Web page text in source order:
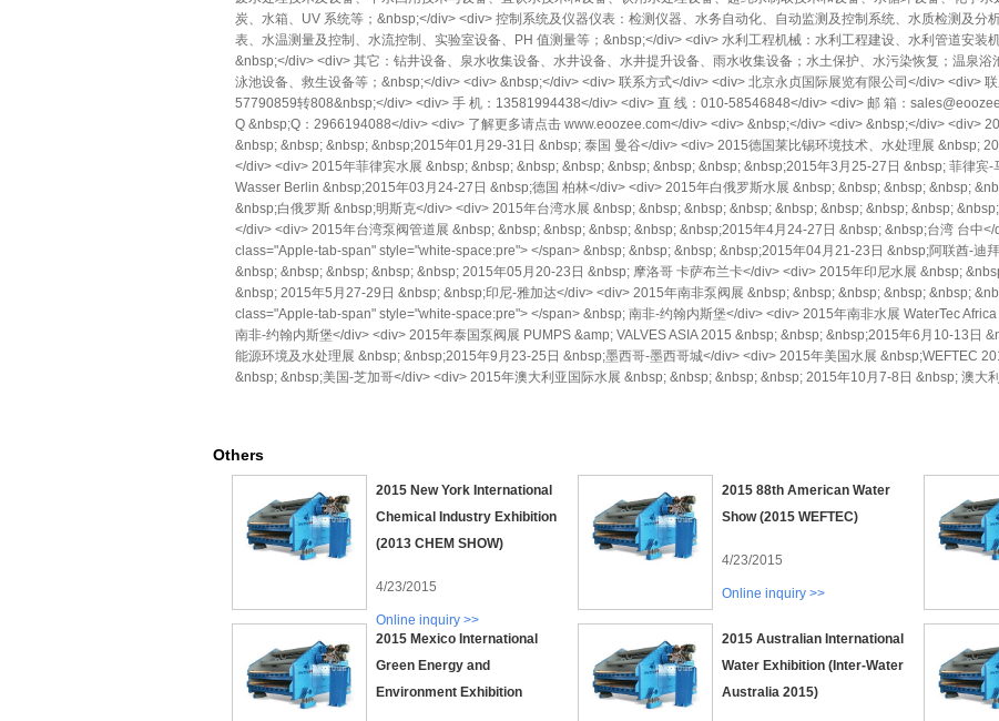
炭、水箱、UV 系统等；&nbsp;</div> <div> 控制系统及仪器仪表：检测仪器、水务自动化、自动监测及控制系统、水质检测及分
表、水温测量及控制、水流控制、实验室设备、PH 值测量等；&nbsp;</div> <div> 水利工程机械：水利工程建设、水利管道安装
&nbsp;</div> <div> 其它：钻井设备、泉水收集设备、水井设备、水井提升设备、雨水收集设备；水土保护、水污染恢复；温泉浴
泳池设备、救生设备等；&nbsp;</div> <div> &nbsp;</div> <div> 联系方式</div> <div> 北京永贞国际展览有限公司</div> <div>
57790859转808&nbsp;</div> <div> 手 机：13581994438</div> <div> 直 线：010-58546848</div> <div> 邮 箱：
Q &nbsp;Q：2966194088</div> <div> 了解更多请点击 www.eoozee.com</div> <div> &nbsp;</div> <div> &nbsp;</div> <div>
&nbsp; &nbsp; &nbsp; &nbsp;2015年01月29-31日 &nbsp; 泰国 曼谷</div> <div> 2015德国莱比锡环境技术、水处理展 &nbsp;
</div> <div> 2015年菲律宾水展 &nbsp; &nbsp; &nbsp; &nbsp; &nbsp; &nbsp; &nbsp; &nbsp;2015年3月25-27日 &nbsp; 菲律宾
Wasser Berlin &nbsp;2015年03月24-27日 &nbsp;德国 柏林</div> <div> 2015年白俄罗斯水展 &nbsp; &nbsp; &nbsp; &nbsp;
&nbsp;白俄罗斯 &nbsp;明斯克</div> <div> 2015年台湾水展 &nbsp; &nbsp; &nbsp; &nbsp; &nbsp; &nbsp; &nbsp; &nbsp;
</div> <div> 2015年台湾泵阀管道展 &nbsp; &nbsp; &nbsp; &nbsp; &nbsp; &nbsp;2015年4月24-27日 &nbsp; &nbsp;台湾 台中
class="Apple-tab-span" style="white-space:pre"> </span> &nbsp; &nbsp; &nbsp; &nbsp;2015年04月21-23日 &nbsp;阿联酋-迪
&nbsp; &nbsp; &nbsp; &nbsp; &nbsp; 2015年05月20-23日 &nbsp; 摩洛哥 卡萨布兰卡</div> <div> 2015年印尼水展 &nbsp;
&nbsp; 2015年5月27-29日 &nbsp; &nbsp;印尼-雅加达</div> <div> 2015年南非泵阀展 &nbsp; &nbsp; &nbsp; &nbsp; &nbsp;
class="Apple-tab-span" style="white-space:pre"> </span> &nbsp; 南非-约翰内斯堡</div> <div> 2015年南非水展 WaterTec
南非-约翰内斯堡</div> <div> 2015年泰国泵阀展 PUMPS &amp; VALVES ASIA 2015 &nbsp; &nbsp; &nbsp;2015年6月10-13日
能源环境及水处理展 &nbsp; &nbsp;2015年9月23-25日 &nbsp;墨西哥-墨西哥城</div> <div> 2015年美国水展 &nbsp;WEFTEC
&nbsp; &nbsp;美国-芝加哥</div> <div> 2015年澳大利亚国际水展 &nbsp; &nbsp; &nbsp; &nbsp; 2015年10月7-8日 &nbsp; 澳大
Others
2015 New York International
Chemical Industry Exhibition
(2013 CHEM SHOW)
4/23/2015
Online inquiry >>
2015 88th American Water
Show (2015 WEFTEC)
4/23/2015
Online inquiry >>
2015 Mexico International
Green Energy and
Environment Exhibition
2015 Australian International
Water Exhibition (Inter-Water
Australia 2015)